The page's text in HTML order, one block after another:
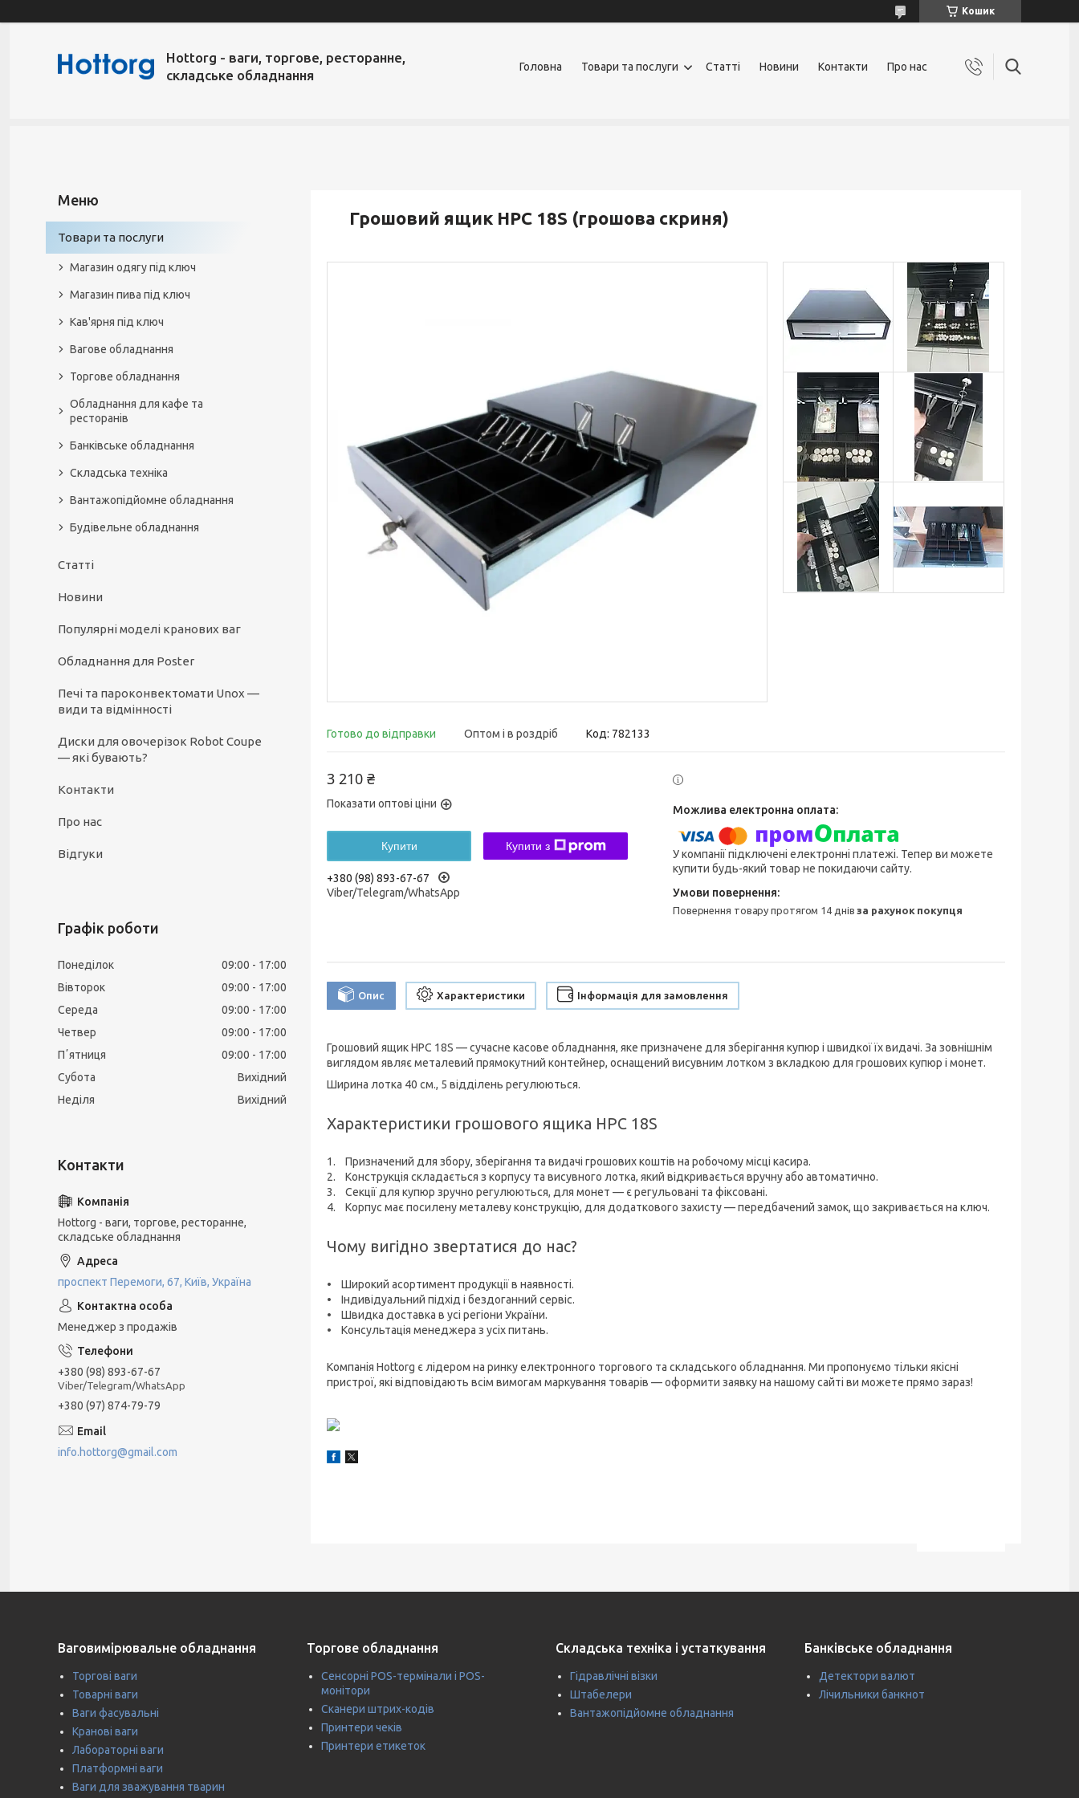
Кошик
Hottorg - ваги, торгове, ресторанне,
складське обладнання
Головна Товари та послуги Статті Новини Контакти Про нас
Грошовий ящик HPC 18S (грошова скриня)
Готово до відправки Оптом і в роздріб Код: 782133
3 210 ₴
Показати оптові ціни
Купити Купити з
+380 (98) 893-67-67
Viber/Telegram/WhatsApp
У компанії підключені електронні платежі. Тепер ви можете
купити будь-який товар не покидаючи сайту.
повернення товару протягом 14 днівза рахунок покупця
Опис Характеристики Інформація для замовлення
Грошовий ящик HPC 18S — сучасне касове обладнання, яке призначене для зберігання купюр і швидкої їх видачі. За зовнішнім
виглядом являє металевий прямокутний контейнер, оснащений висувним лотком з вкладкою для грошових купюр і монет.
Ширина лотка 40 см., 5 відділень регулюються.
Характеристики грошового ящика HPC 18S
1. Призначений для збору, зберігання та видачі грошових коштів на робочому місці касира.
2. Конструкція складається з корпусу та висувного лотка, який відкривається вручну або автоматично.
3. Секції для купюр зручно регулюються, для монет — є регульовані та фіксовані.
4. Корпус має посилену металеву конструкцію, для додаткового захисту — передбачений замок, що закривається на ключ.
Чому вигідно звертатися до нас?
• Широкий асортимент продукції в наявності.
• Індивідуальний підхід і бездоганний сервіс.
• Швидка доставка в усі регіони України.
• Консультація менеджера з усіх питань.
Компанія Hottorg є лідером на ринку електронного торгового та складського обладнання. Ми пропонуємо тільки якісні
пристрої, які відповідають всім вимогам маркування товарів — оформити заявку на нашому сайті ви можете прямо зараз!
Товари та послуги
Магазин одягу під ключ
Магазин пива під ключ
Кав'ярня під ключ
Вагове обладнання
Торгове обладнання
Обладнання для кафе та
ресторанів
Банківське обладнання
Складська техніка
Вантажопідйомне обладнання
Будівельне обладнання
Статті
Новини
Популярні моделі кранових ваг
Обладнання для Poster
Печі та пароконвектомати Unox —
види та відмінності
Диски для овочерізок Robot Coupe
— які бувають?
Контакти
Про нас
Відгуки
Графік роботи
Понеділок 09:00
17:00
Вівторок
09:00
17:00
Середа
09:00
17:00
Четвер
09:00
17:00
Пʼятниця
09:00
17:00
Субота
Вихідний
Неділя
Вихідний
Hottorg - ваги, торгове, ресторанне,
складське обладнання
проспект Перемоги, 67, Київ, Україна
Менеджер з продажів
+380 (98) 893-67-67
Viber/Telegram/WhatsApp
+380 (97) 874-79-79
info.hottorg@gmail.com
Ваговимірювальне обладнання
Торгові ваги
Товарні ваги
Ваги фасувальні
Кранові ваги
Лабораторні ваги
Платформні ваги
Ваги для зважування тварин
Торгове обладнання
Сенсорні POS-термінали і POS-
монітори
Сканери штрих-кодів
Принтери чеків
Принтери етикеток
Складська техніка і устаткування
Гідравлічні візки
Штабелери
Вантажопідйомне обладнання
Банківське обладнання
Детектори валют
Лічильники банкнот